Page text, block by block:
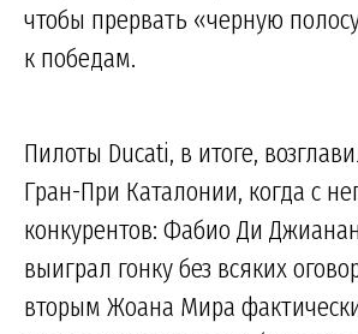
чтобы прервать «черную
к победам.
Пилоты Ducati, в итоге,
Гран-При Каталонии, когда с
конкурентов: Фабио Ди
выиграл гонку без всяких
вторым Жоана Мира